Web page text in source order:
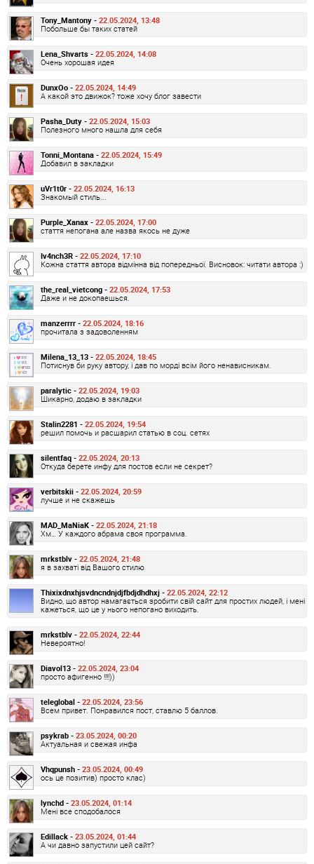
Tony_Mantony - 22.05.2024, 13:48
Побольше бы таких статей
Lena_Shvarts - 22.05.2024, 14:08
Очень хорошая идея
DunxOo - 22.05.2024, 14:49
А какой это движок? тоже хочу блог завести
Pasha_Duty - 22.05.2024, 15:03
Полезного много нашла для себя
Tonni_Montana - 22.05.2024, 15:49
Добавил в закладки
uVr1t0r - 22.05.2024, 16:13
Знакомый стиль...
Purple_Xanax - 22.05.2024, 17:00
стаття непогана але назва якось не дуже
Iv4nch3R - 22.05.2024, 17:10
Кожна стаття автора відмінна від попередньої. Висновок: читати автора :)
the_real_vietcong - 22.05.2024, 17:53
Даже и не докопаешься.
manzerrrr - 22.05.2024, 18:16
прочитала з задоволенням
Milena_13_13 - 22.05.2024, 18:45
Потиснув би руку автору, і дав по морді всім його ненависникам.
paralytic - 22.05.2024, 19:03
Шикарно, додаю в закладки
Stalin2281 - 22.05.2024, 19:54
решил помочь и расшарил статью в соц. сетях
silentfaq - 22.05.2024, 20:13
Откуда берете инфу для постов если не секрет?
verbitskii - 22.05.2024, 20:59
лучше и не скажешь
MAD_MaNiaK - 22.05.2024, 21:18
Хм… У каждого абрама своя программа.
mrkstblv - 22.05.2024, 21:48
я в захваті від Вашого стилю
Thixixdnxhjsvdncndnjdjfbdjdhdhxj - 22.05.2024, 22:12
Видно, що автор намагається зробити свій сайт для простих людей, і мені
кажеться, що це у нього непогано виходить.
mrkstblv - 22.05.2024, 22:44
Невероятно!
Diavol13 - 22.05.2024, 23:04
просто афигенно !!!!))
teleglobal - 22.05.2024, 23:56
Всем привет. Понравился пост, ставлю 5 баллов.
psykrab - 23.05.2024, 00:20
Актуальная и свежая инфа
Vhqpunsh - 23.05.2024, 00:49
ось це позитив) просто клас)
lynchd - 23.05.2024, 01:14
Мені все сподобалося
Edillack - 23.05.2024, 01:44
А чи давно запустили цей сайт?